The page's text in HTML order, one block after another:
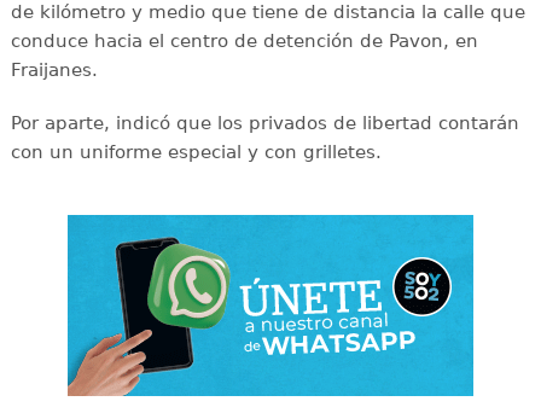
de kilómetro y medio que tiene de distancia la calle que
conduce hacia el centro de detención de Pavon, en
Fraijanes.
Por aparte, indicó que los privados de libertad contarán
con un uniforme especial y con grilletes.